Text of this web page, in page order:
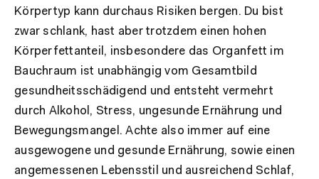
Körpertyp kann durchaus Risiken bergen. Du bist
zwar schlank, hast aber trotzdem einen hohen
Körperfettanteil, insbesondere das Organfett im
Bauchraum ist unabhängig vom Gesamtbild
gesundheitsschädigend und entsteht vermehrt
durch Alkohol, Stress, ungesunde Ernährung und
Bewegungsmangel. Achte also immer auf eine
ausgewogene und gesunde Ernährung, sowie einen
angemessenen Lebensstil und ausreichend Schlaf,